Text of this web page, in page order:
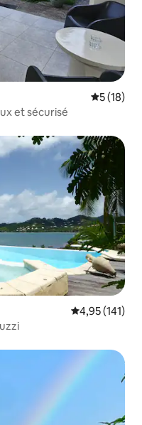
5 (18)
et sécurisé
Évaluation
4,95 (141)